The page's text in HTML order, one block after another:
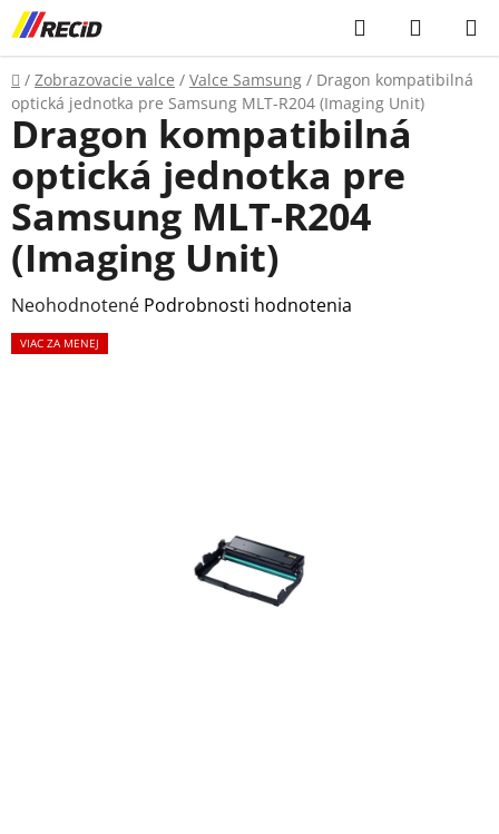
Prejsť
na
obsah
Hľadať
KOŠÍK
Domov
/ Zobrazovacie valce / Valce Samsung / Dragon kompatibilná
optická jednotka pre Samsung MLT-R204 (Imaging Unit)
Dragon kompatibilná
optická jednotka pre
Samsung MLT-R204
(Imaging Unit)
Priemerné
hodnotenie
Neohodnotené Podrobnosti hodnotenia
VIAC ZA MENEJ